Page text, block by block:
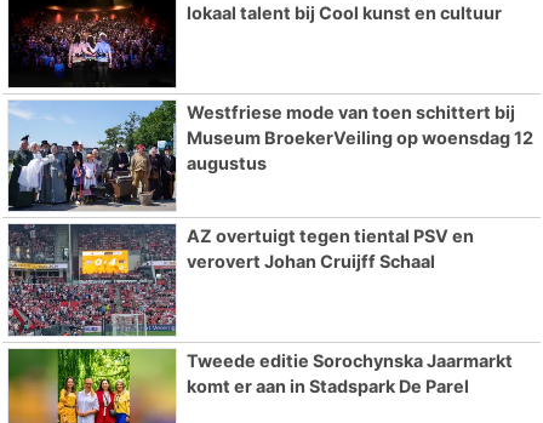
lokaal talent bij Cool kunst en cultuur
Westfriese mode van toen schittert bij
Museum BroekerVeiling op woensdag 12
augustus
AZ overtuigt tegen tiental PSV en
verovert Johan Cruijff Schaal
Tweede editie Sorochynska Jaarmarkt
komt er aan in Stadspark De Parel